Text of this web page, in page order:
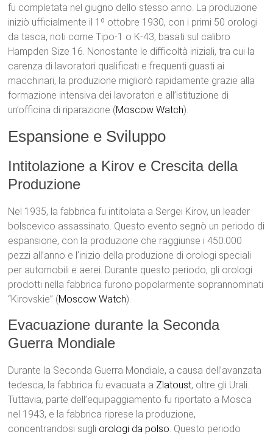
fu completata nel giugno dello stesso anno. La produzione
iniziò ufficialmente il 1º ottobre 1930, con i primi 50 orologi
da tasca, noti come Tipo-1 o К-43, basati sul calibro
Hampden Size 16. Nonostante le difficoltà iniziali, tra cui la
carenza di lavoratori qualificati e frequenti guasti ai
macchinari, la produzione migliorò rapidamente grazie alla
formazione intensiva dei lavoratori e all’istituzione di
un’officina di riparazione​ (Moscow Watch)​.
Espansione e Sviluppo
Intitolazione a Kirov e Crescita della
Produzione
Nel 1935, la fabbrica fu intitolata a Sergei Kirov, un leader
bolscevico assassinato. Questo evento segnò un periodo di
espansione, con la produzione che raggiunse i 450.000
pezzi all’anno e l’inizio della produzione di orologi speciali
per automobili e aerei. Durante questo periodo, gli orologi
prodotti nella fabbrica furono popolarmente soprannominati
“Kirovskie”​ (Moscow Watch)​.
Evacuazione durante la Seconda
Guerra Mondiale
Durante la Seconda Guerra Mondiale, a causa dell’avanzata
tedesca, la fabbrica fu evacuata a Zlatoust, oltre gli Urali.
Tuttavia, parte dell’equipaggiamento fu riportato a Mosca
nel 1943, e la fabbrica riprese la produzione,
concentrandosi sugli orologi da polso. Questo periodo